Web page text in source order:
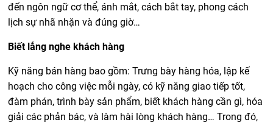
đến ngôn ngữ cơ thể, ánh mắt, cách bắt tay, phong cách
lịch sự nhã nhặn và đúng giờ…
Biết lắng nghe khách hàng
Kỹ năng bán hàng bao gồm: Trưng bày hàng hóa, lập kế
hoạch cho công việc mỗi ngày, có kỹ năng giao tiếp tốt,
đàm phán, trình bày sản phẩm, biết khách hàng cần gì, hóa
giải các phản bác, và làm hài lòng khách hàng… Trong đó,